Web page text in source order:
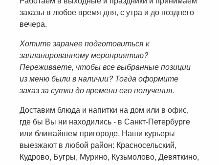
заказы в любое время дня, с утра и до позднего
вечера.
Хотите заранее подготовиться к
запланированному мероприятию?
Переживаете, чтобы все выбранные позиции
из меню были в наличии? Тогда оформите
заказ за сутки до времени его получения.
Доставим блюда и напитки на дом или в офис,
где бы Вы ни находились - в Санкт-Петербурге
или ближайшем пригороде. Наши курьеры
выезжают в любой район: Красносельский,
Кудрово, Бугры, Мурино, Кузьмолово, Девяткино,